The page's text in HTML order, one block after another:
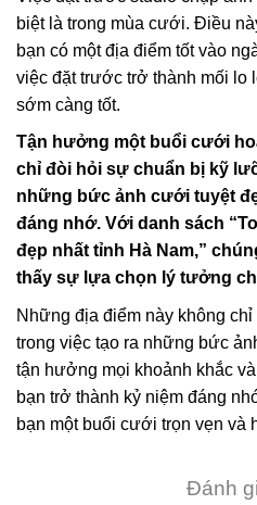
biệt là trong mùa cưới. Điều
bạn có một địa điểm tốt vào
việc đặt trước trở thành mối lo
sớm càng tốt.
Tận hưởng một buổi cưới
chỉ đòi hỏi sự chuẩn bị kỹ
những bức ảnh cưới tuyệt
đáng nhớ. Với danh sách
đẹp nhất tỉnh Hà Nam,”
thấy sự lựa chọn lý tưởng
Những địa điểm này không
trong việc tạo ra những bức
tận hưởng mọi khoảnh khắc
bạn trở thành kỷ niệm đáng
bạn một buổi cưới trọn vẹn và
Đánh